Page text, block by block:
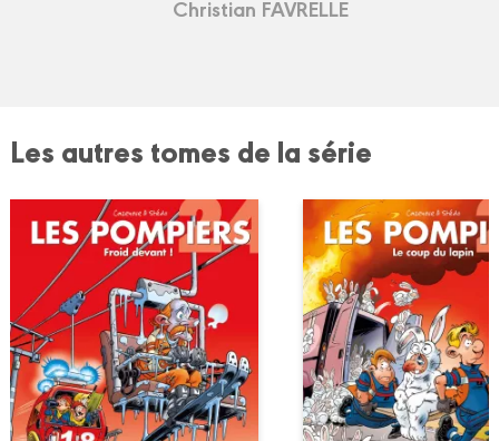
Christian FAVRELLE
Les autres tomes de la série